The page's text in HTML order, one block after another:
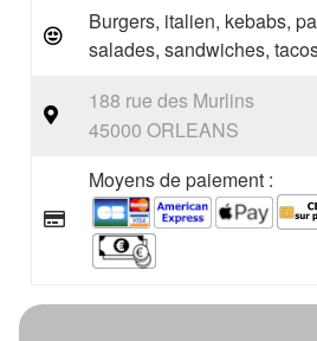
Burgers, italien, kebabs,
salades, sandwiches,
188 rue des Murlins
45000 ORLEANS
Moyens de paiement :